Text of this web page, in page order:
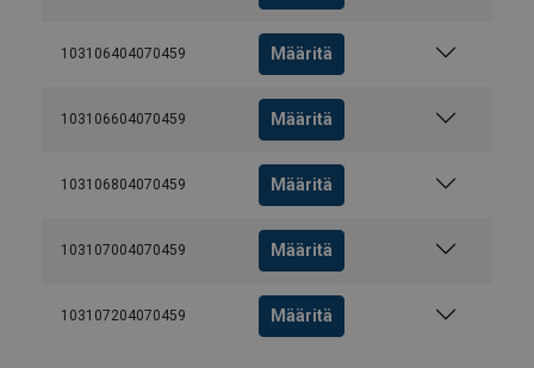
103106404070459 Määritä
103106604070459 Määritä
103106804070459 Määritä
103107004070459 Määritä
103107204070459 Määritä